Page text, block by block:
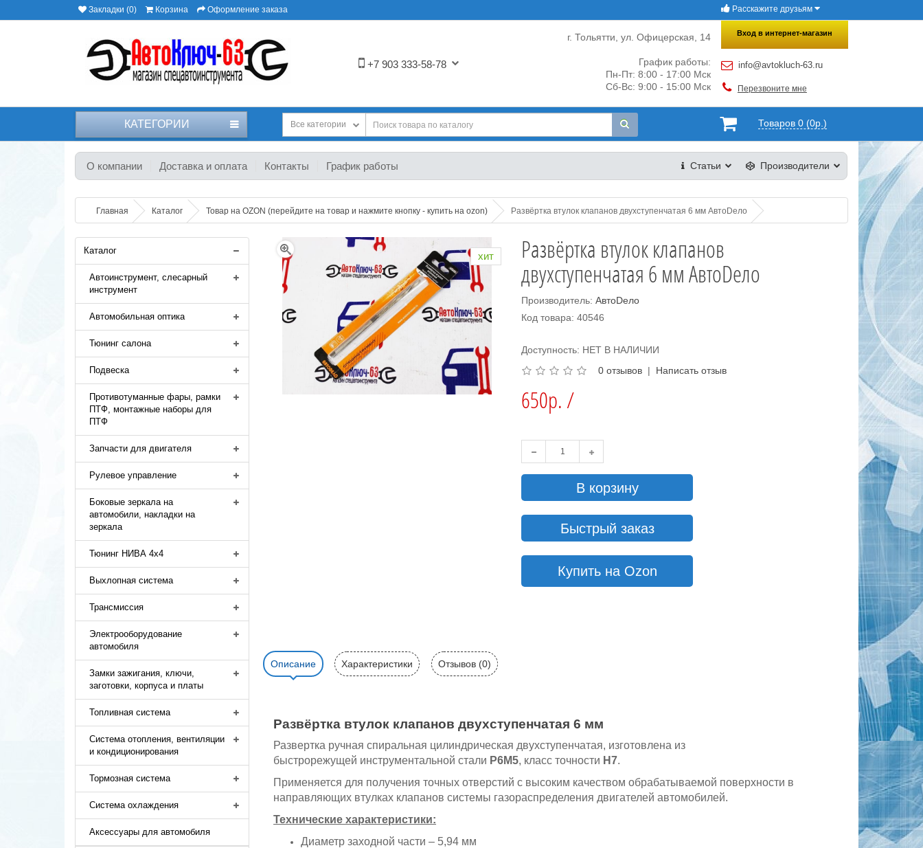
×
Закладки (0) Корзина Оформление заказа Расскажите друзьям
+7 903 333-58-78
Вход в интернет-магазин
info@avtokluch-63.ru
Перезвоните мне
г. Тольятти, ул. Офицерская, 14
График работы:
Пн-Пт: 8:00 - 17:00 Мск
Сб-Вс: 9:00 - 15:00 Мск
КАТЕГОРИИ Товаров 0 (0р.)
Все категории
О компании Доставка и оплата Контакты График работы Производители
Статьи
Главная Каталог Товар на OZON (перейдите на товар и нажмите кнопку - купить на ozon) Развёртка втулок клапанов двухступенчатая 6 мм АвтоDело
Каталог
Автоинструмент, слесарный
инструмент
Автомобильная оптика
Тюнинг салона
Подвеска
Противотуманные фары, рамки
ПТФ, монтажные наборы для
ПТФ
Запчасти для двигателя
Рулевое управление
Боковые зеркала на
автомобили, накладки на
зеркала
Тюнинг НИВА 4х4
Выхлопная система
Трансмиссия
Электрооборудование
автомобиля
Замки зажигания, ключи,
заготовки, корпуса и платы
Топливная система
Система отопления, вентиляции
и кондиционирования
Тормозная система
Система охлаждения
Аксессуары для автомобиля
хит
Развёртка втулок клапанов
двухступенчатая 6 мм АвтоDело
Производитель:АвтоDело
Код товара: 40546
Доступность: НЕТ В НАЛИЧИИ
0 отзывов | Написать отзыв
650р. /
В корзину
Быстрый заказ
Купить на Ozon
Описание Характеристики Отзывов (0)
Развёртка втулок клапанов двухступенчатая 6 мм
Развертка ручная спиральная цилиндрическая двухступенчатая, изготовлена из
быстрорежущей инструментальной стали Р6М5, класс точности Н7.
Применяется для получения точных отверстий с высоким качеством обрабатываемой поверхности в
направляющих втулках клапанов системы газораспределения двигателей автомобилей.
Технические характеристики:
Диаметр заходной части – 5,94 мм